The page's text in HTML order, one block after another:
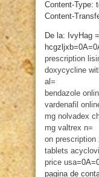
Content-Type:
Content-
De la: IvyHag
prescription
doxycycline
al=
bendazole
vardenafil
mg nolvadex
mg valtrex n=
on prescription
tablets
price usa
pagina de